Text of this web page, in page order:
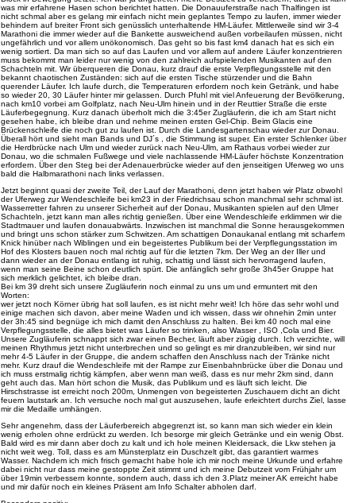
was mir erfahrene Hasen schon berichtet hatten. Die Donauuferstraße nach Thalfingen ist
nicht schmal aber es gelang mir einfach nicht mein geplantes Tempo zu laufen, immer wieder
behindern auf breiter Front sich genüsslich unterhaltende HM-Läufer. Mittlerweile sind wir 3-4
Marathoni die immer wieder auf die Bankette ausweichend außen vorbeilaufen müssen, nicht
ungefährlich und vor allem unökonomisch. Das geht so bis fast km4 danach hat es sich ein
wenig sortiert. Da man sich so auf das Laufen und vor allem auf andere Läufer konzentrieren
muss bekommt man leider nur wenig von den zahlreich aufspielenden Musikanten auf den
Schachteln mit. Wir überqueren die Donau, kurz drauf die erste Verpflegungsstelle mit den
bekannt chaotischen Zuständen: sich auf die ersten Tische stürzender und die Bahn
querender Läufer. Ich laufe durch, die Temperaturen erfordern noch kein Getränk, und habe
so wieder 20, 30 Läufer hinter mir gelassen. Durch Pfuhl mit viel Anfeuerung der Bevölkerung,
nach km10 vorbei am Golfplatz, nach Neu-Ulm hinein und in der Reuttier Straße die erste
Läuferbegegnung. Kurz danach überholt mich die 3:45er Zugläuferin, die ich am Start nicht
gesehen habe, ich bleibe dran und nehme meinen ersten Gel-Chip. Beim Glacis eine
Brückenschleife die noch gut zu laufen ist. Durch die Landesgartenschau wieder zur Donau.
Überall hört und sieht man Bands und DJ´s , die Stimmung ist super. Ein erster Schlenker über
die Herdbrücke nach Ulm und wieder zurück nach Neu-Ulm, am Rathaus vorbei wieder zur
Donau, wo die schmalen Fußwege und viele nachlassende HM-Läufer höchste Konzentration
erfordern. Über den Steg bei der Adenauerbrücke wieder auf den jenseitigen Uferweg wo uns
bald die Halbmarathoni nach links verlassen.
Jetzt beginnt quasi der zweite Teil, der Lauf der Marathoni, denn jetzt haben wir Platz obwohl
der Uferweg zur Wendeschleife bei km23 in der Friedrichsau schon manchmal sehr schmal ist.
Wasserretter fahren zu unserer Sicherheit auf der Donau, Musikanten spielen auf den Ulmer
Schachteln, jetzt kann man alles richtig genießen. Über eine Wendeschleife erklimmen wir die
Stadtmauer und laufen donauabwärts. Inzwischen ist manchmal die Sonne herausgekommen
und bringt uns schon stärker zum Schwitzen. Am schattigen Donaukanal entlang mit scharfem
Knick hinüber nach Wiblingen und ein begeistertes Publikum bei der Verpflegungsstation im
Hof des Klosters bauen noch mal richtig auf für die letzten 7km. Der Weg an der Iller und
dann wieder an der Donau entlang ist ruhig, schattig und lässt sich hervorragend laufen,
wenn man seine Beine schon deutlich spürt. Die anfänglich sehr große 3h45er Gruppe hat
sich merklich gelichtet, ich bleibe dran.
Bei km 39 dreht sich unsere Zugläuferin noch einmal zu uns um und ermuntert mit den
Worten:
wer jetzt noch Körner übrig hat soll laufen, es ist nicht mehr weit! Ich höre das sehr wohl und
einige machen sich davon, aber meine Waden und ich wissen, dass wir ohnehin 2min unter
der 3h:45 sind begnüge ich mich damit den Anschluss zu halten. Bei km 40 noch mal eine
Verpflegungsstelle, die alles bietet was Läufer so trinken, also Wasser , ISO ,Cola und Bier.
Unsere Zugläuferin schnappt sich zwar einen Becher, läuft aber zügig durch. Ich verzichte, will
meinen Rhythmus jetzt nicht unterbrechen und so gelingt es mir dranzubleiben, wir sind nur
mehr 4-5 Läufer in der Gruppe, die andern schaffen den Anschluss nach der Tränke nicht
mehr. Kurz drauf die Wendeschleife mit der Rampe zur Eisenbahnbrücke über die Donau und
ich muss erstmalig richtig kämpfen, aber wenn man weiß, dass es nur mehr 2km sind, dann
geht auch das. Man hört schon die Musik, das Publikum und es läuft sich leicht. Die
Hirschstrasse ist erreicht noch 200m, Unmengen von begeisterten Zuschauern dicht an dicht
feuern lautstark an. Ich versuche noch mal gut auszusehen, laufe erleichtert durchs Ziel, lasse
mir die Medaille umhängen.
Sehr angenehm, dass der Läuferbereich abgegrenzt ist, so kann man sich wieder ein klein
wenig erholen ohne erdrückt zu werden. Ich besorge mir gleich Getränke und ein wenig Obst.
Bald wird es mir dann aber doch zu kalt und ich hole meinen Kleidersack, die Lkw stehen ja
nicht weit weg. Toll, dass es am Münsterplatz ein Duschzelt gibt, das garantiert warmes
Wasser. Nachdem ich mich frisch gemacht habe hole ich mir noch meine Urkunde und erfahre
dabei nicht nur dass meine gestoppte Zeit stimmt und ich meine Debutzeit vom Frühjahr um
über 19min verbessern konnte, sondern auch, dass ich den 3.Platz meiner AK erreicht habe
und mir dafür noch ein kleines Präsent am Info Schalter abholen darf.